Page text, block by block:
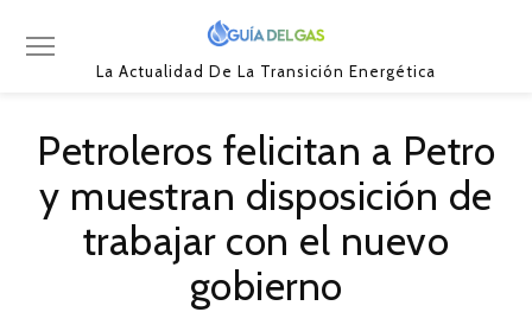
La Actualidad De La Transición Energética
Petroleros felicitan a Petro
y muestran disposición de
trabajar con el nuevo
gobierno